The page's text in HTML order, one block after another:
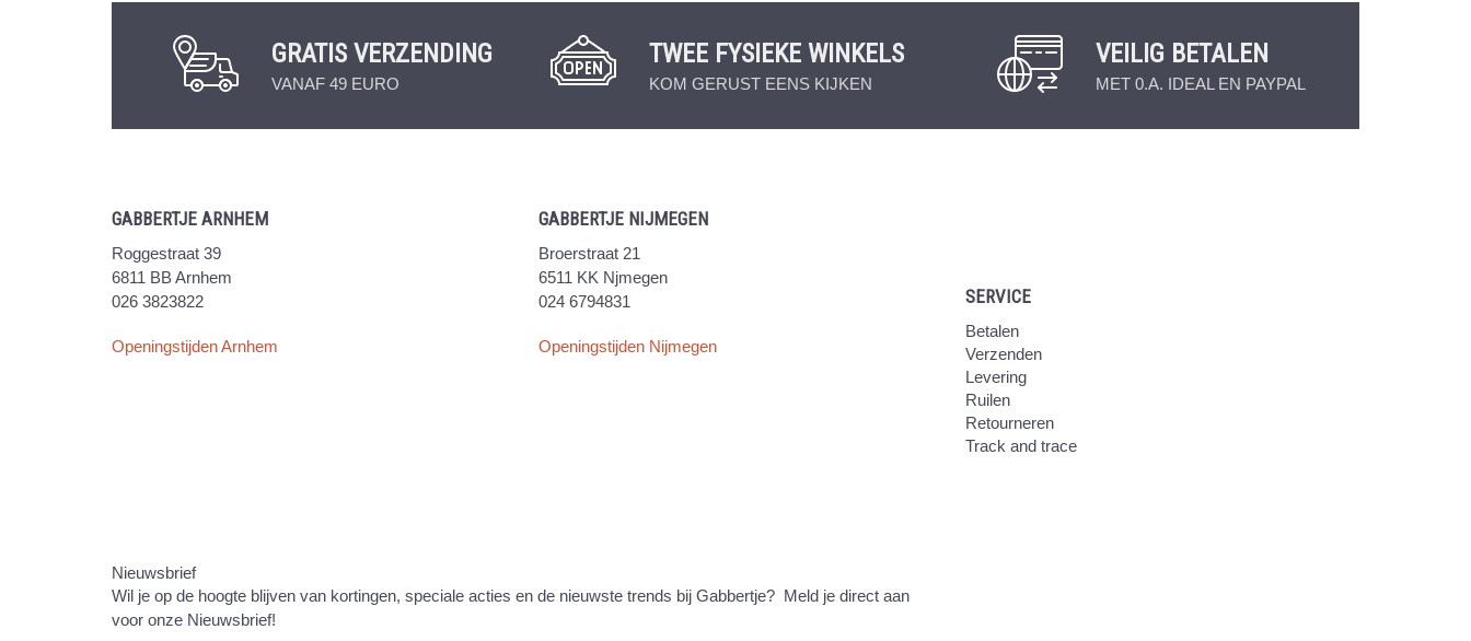
GRATIS VERZENDING
VANAF 49 EURO
TWEE FYSIEKE WINKELS
KOM GERUST EENS KIJKEN
VEILIG BETALEN
MET 0.A. IDEAL EN PAYPAL
GABBERTJE ARNHEM
Roggestraat 39
6811 BB Arnhem
026 3823822
Openingstijden Arnhem
GABBERTJE NIJMEGEN
Broerstraat 21
6511 KK Njmegen
024 6794831
Openingstijden Nijmegen
SERVICE
Betalen
Verzenden
Levering
Ruilen
Retourneren
Track and trace
Nieuwsbrief
Wil je op de hoogte blijven van kortingen, speciale acties en de nieuwste trends bij Gabbertje? Meld je direct aan
voor onze Nieuwsbrief!